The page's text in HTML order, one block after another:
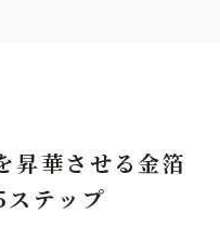
昇華させる金箔
テップ